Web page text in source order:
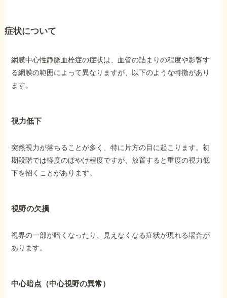
症状について
網膜中心性静脈血栓症の症状は、血管の詰まりの程度や影響す
る網膜の範囲によって異なりますが、以下のような特徴があり
ます。
視力低下
突然視力が落ちることが多く、特に片方の目に起こります。初
期段階では軽度のぼやけ程度ですが、放置すると重度の視力低
下を招くことがあります。
視野の欠損
視界の一部が暗くなったり、見えなくなる症状が現れる場合が
あります。
中心暗点（中心視野の異常）